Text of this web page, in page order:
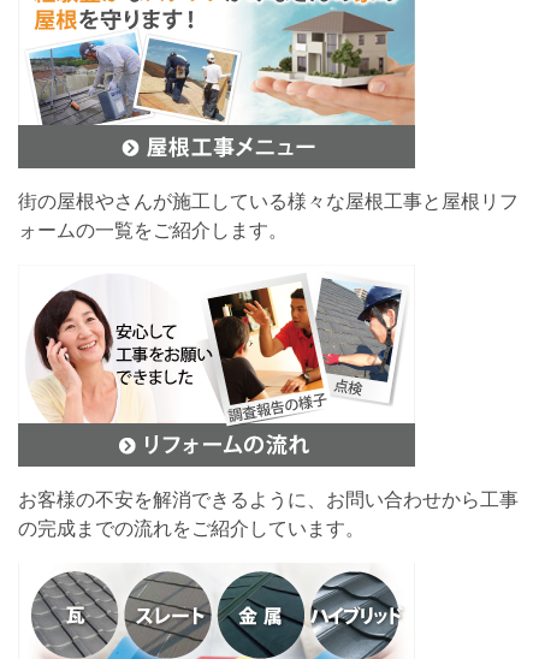
街の屋根やさんが施工している様々な屋根工事と屋根リフ
ォームの一覧をご紹介します。
お客様の不安を解消できるように、お問い合わせから工事
の完成までの流れをご紹介しています。